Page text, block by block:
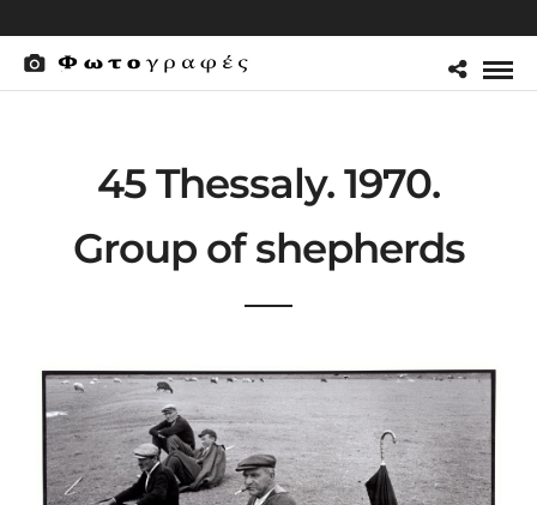
45 Thessaly. 1970.
Group of shepherds